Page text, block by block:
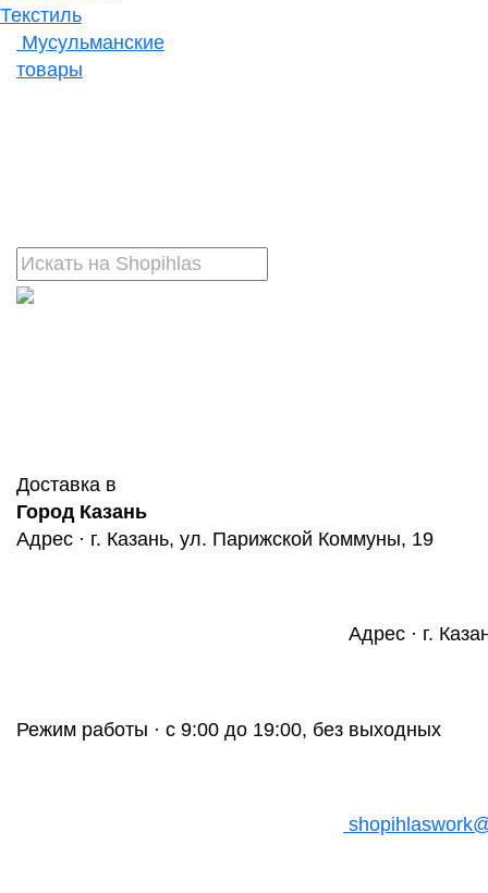
Текстиль
Мусульманские
товары
Доставка в
Город Казань
Адрес · г. Казань, ул. Парижской Коммуны, 19
Адрес · г.
Режим работы · с 9:00 до 19:00, без выходных